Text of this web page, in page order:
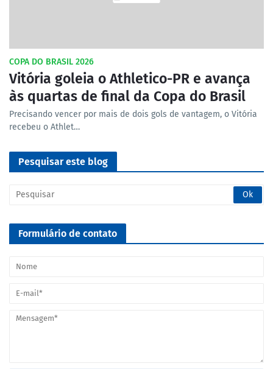
COPA DO BRASIL 2026
Vitória goleia o Athletico-PR e avança
às quartas de final da Copa do Brasil
Precisando vencer por mais de dois gols de vantagem, o Vitória
recebeu o Athlet…
Pesquisar este blog
Formulário de contato